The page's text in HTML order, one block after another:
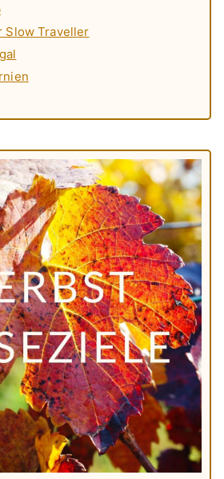
Slow Traveller